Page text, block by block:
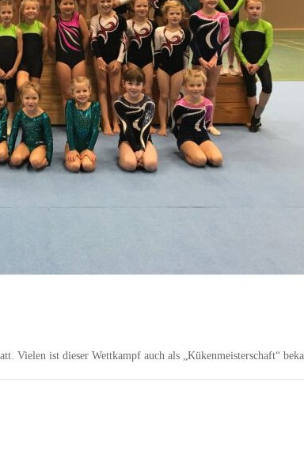
Vielen ist dieser Wettkampf auch als „Kükenmeisterschaft“